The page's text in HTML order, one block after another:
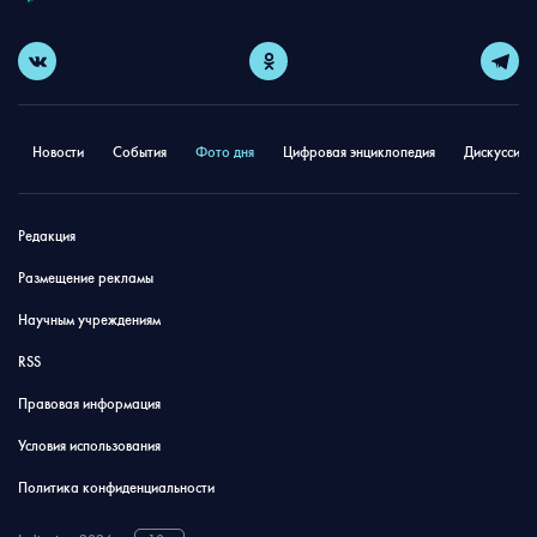
Новости События Фото дня Цифровая энциклопедия
Редакция
Размещение рекламы
Научным учреждениям
RSS
Правовая информация
Условия использования
Политика конфиденциальности